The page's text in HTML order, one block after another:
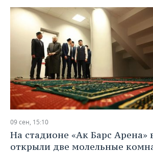
09 сен, 15:10
На стадионе «Ак Барс Арена»
открыли две молельные